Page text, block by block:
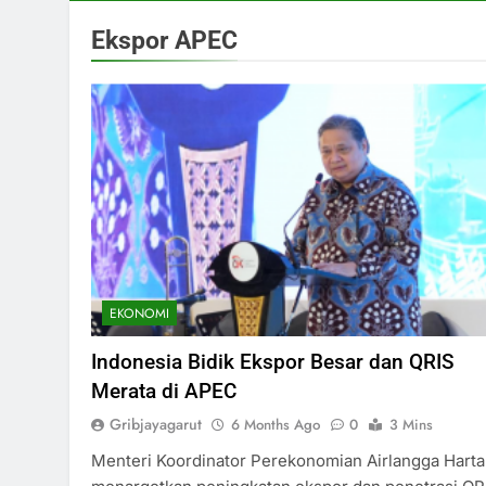
Ekspor APEC
EKONOMI
Indonesia Bidik Ekspor Besar dan QRIS
Merata di APEC
Gribjayagarut 6 Months Ago 0
3 Mins
Menteri Koordinator Perekonomian Airlangga